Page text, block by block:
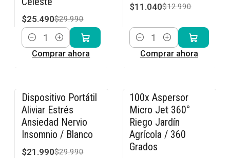
$25.490$29.990
Cantidad
Comprar ahora
$11.040$12.990
Cantidad
Comprar ahora
-27% OFF
Dispositivo Portátil
Aliviar Estrés
Ansiedad Nervio
Insomnio / Blanco
$21.990$29.990
-15% OFF
100x Aspersor
Micro Jet 360°
Riego Jardín
Agrícola / 360
Grados